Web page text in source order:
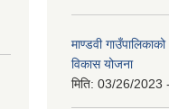
माण्डवी
विकास योजना
मिति: 03/26/2023